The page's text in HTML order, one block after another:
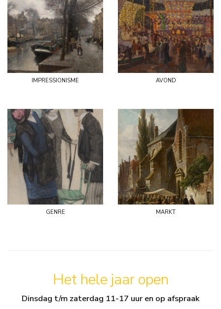
impressionisme avond
genre markt
Het hele jaar open
Dinsdag t/m zaterdag 11-17 uur en op afspraak